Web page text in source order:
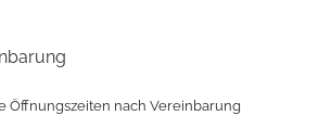
Öffnungszeiten nach Vereinbarung